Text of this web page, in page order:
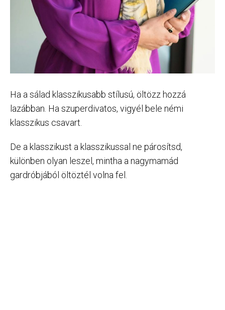
Ha a sálad klasszikusabb stílusú, öltözz hozzá
lazábban. Ha szuperdivatos, vigyél bele némi
klasszikus csavart.
De a klasszikust a klasszikussal ne párosítsd,
különben olyan leszel, mintha a nagymamád
gardróbjából öltöztél volna fel.